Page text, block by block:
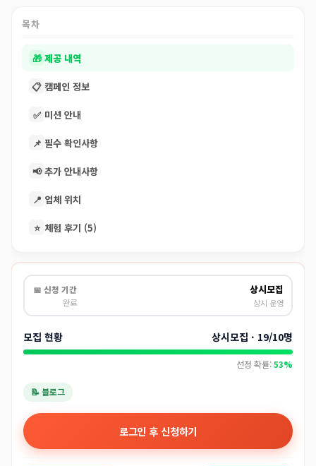
목차
🎁 제공 내역
📋 캠페인 정보
✅ 미션 안내
📌 필수 확인사항
📢 추가 안내사항
📍 업체 위치
⭐ 체험 후기 (5)
📅 신청 기간
완료
상시모집
상시 운영
모집 현황 상시모집 · 19/10명
선정 확률:53%
📝 블로그
로그인 후 신청하기